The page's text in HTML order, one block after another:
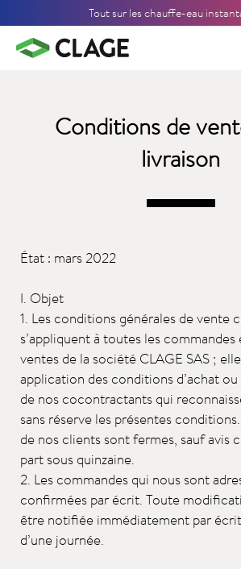
Tout sur les chauffe-eau
Conditions de
livraison
État : mars 2022
I. Objet
1. Les conditions générales de vente
s’appliquent à toutes les
ventes de la société CLAGE SAS ;
application des conditions d’achat
de nos cocontractants qui
sans réserve les présentes
de nos clients sont fermes, sauf avis
part sous quinzaine.
2. Les commandes qui nous sont
confirmées par écrit. Toute
être notifiée immédiatement par
d’une journée.